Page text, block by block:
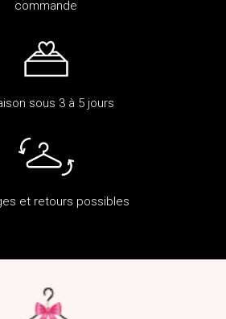
commande
sous 3 à 5 jours
et retours possibles